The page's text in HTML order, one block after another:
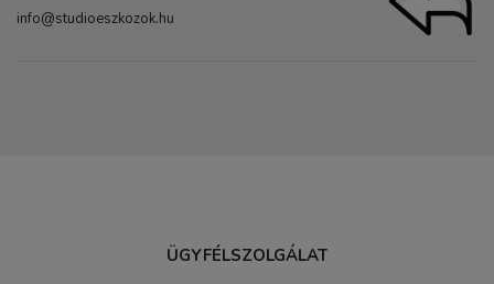
info@studioeszkozok.hu
ÜGYFÉLSZOLGÁLAT